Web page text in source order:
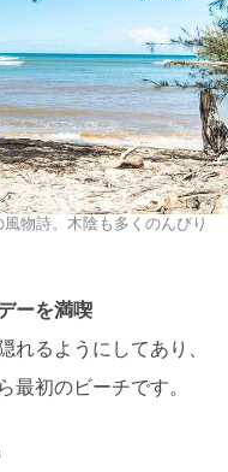
物詩。木陰も多くのんびり
ーを満喫
れるようにしてあり、
最初のビーチです。